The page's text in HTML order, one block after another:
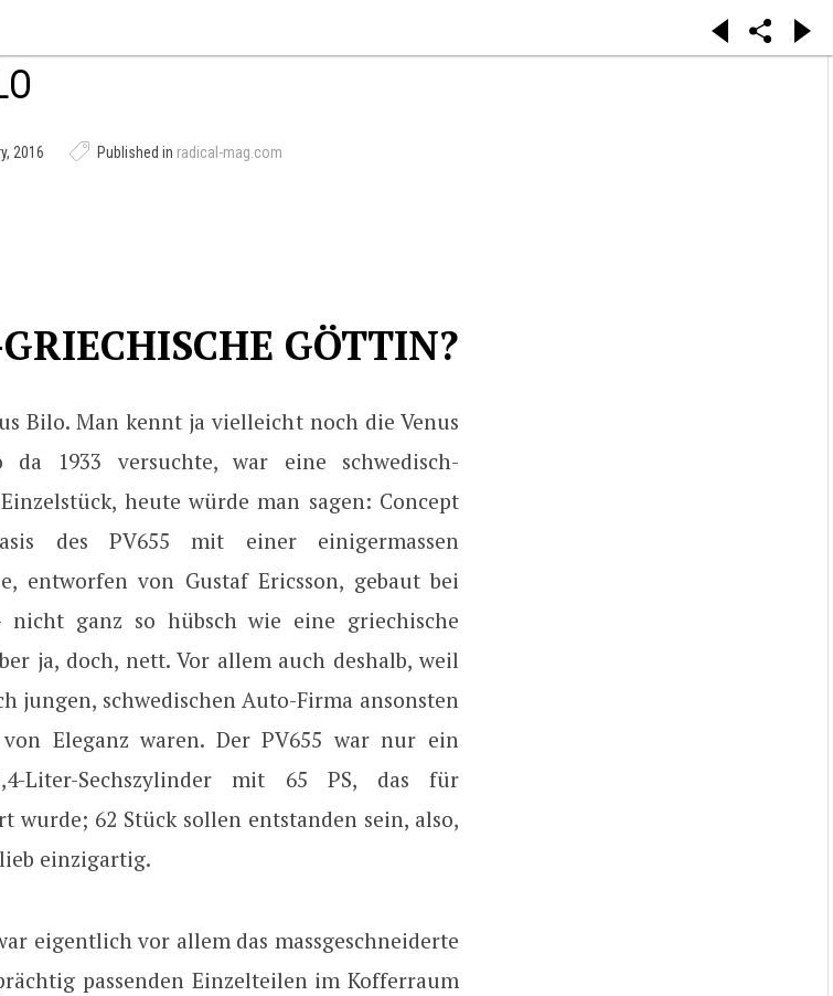
2016 Published in radical-mag.com
GÖTTIN?
Bilo. Man kennt ja vielleicht noch die Venus
1933 versuchte, war eine schwedisch-
heute würde man sagen: Concept
des PV655 mit einer einigermassen
entworfen von Gustaf Ericsson, gebaut bei
nicht ganz so hübsch wie eine griechische
ja, doch, nett. Vor allem auch deshalb, weil
jungen, schwedischen Auto-Firma ansonsten
Eleganz waren. Der PV655 war nur ein
Liter-Sechszylinder mit 65 PS, das für
wurde; 62 Stück sollen entstanden sein, also,
einzigartig.
eigentlich vor allem das massgeschneiderte
passenden Einzelteilen im Kofferraum